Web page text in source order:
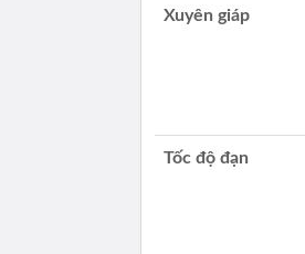
Xuyên giáp
Tốc độ đạn